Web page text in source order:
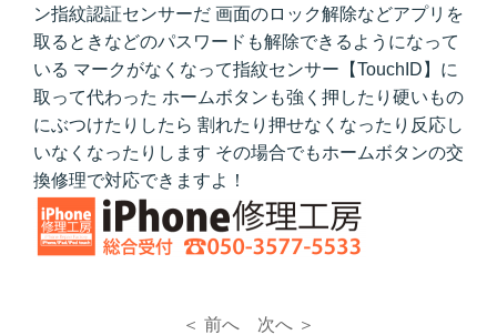
ン指紋認証センサーだ 画面のロック解除などアプリを
取るときなどのパスワードも解除できるようになって
いる マークがなくなって指紋センサー【TouchID】に
取って代わった ホームボタンも強く押したり硬いもの
にぶつけたりしたら 割れたり押せなくなったり反応し
いなくなったりします その場合でもホームボタンの交
換修理で対応できますよ！
＜ 前へ 次へ ＞